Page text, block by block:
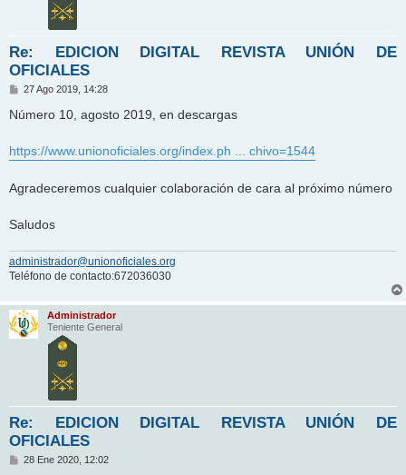
Re: EDICION DIGITAL REVISTA UNIÓN DE
OFICIALES
M
n
j
e
27 Ago 2019, 14:28
Número 10, agosto 2019, en descargas
https://www.unionoficiales.org/index.ph ... chivo=1544
Agradeceremos cualquier colaboración de cara al próximo número
Saludos
administrador@unionoficiales.org
Teléfono de contacto:672036030
Administrador
Teniente General
Re: EDICION DIGITAL REVISTA UNIÓN DE
OFICIALES
M
28 Ene 2020, 12:02